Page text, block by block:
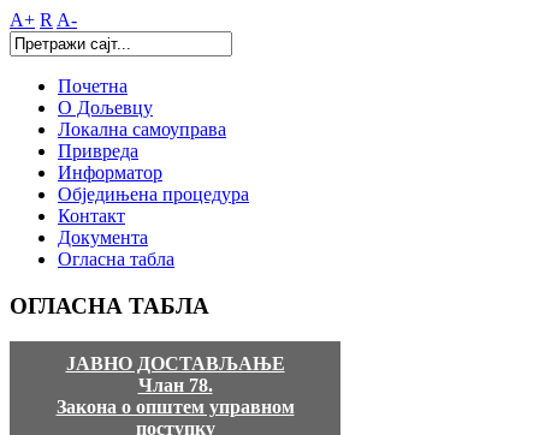
A+ R A-
Почетна
О Дољевцу
Локална самоуправа
Привреда
Информатор
Обједињена процедура
Контакт
Документа
Огласна табла
ОГЛАСНА ТАБЛА
ЈАВНО ДОСТАВЉАЊЕ
Члан 78.
Закона о општем управном
поступку